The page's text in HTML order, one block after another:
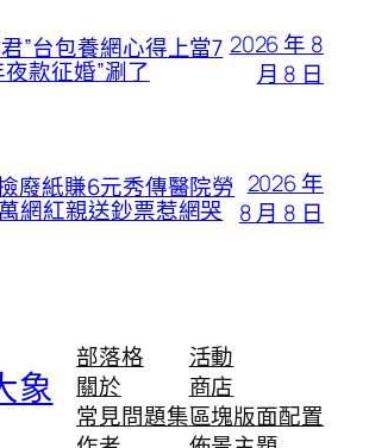
”台包養網心得上當7
款征婚”涮了
2026 年 8
月 8 日
廢紙賺6元秀傳醫院勞
網紅親送鈔票惹網哭
2026 年
8 月 8 日
象
部落格
關於
常見問題集
活動
商店
區塊版面配置